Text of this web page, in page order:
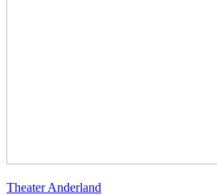
Theater Anderland